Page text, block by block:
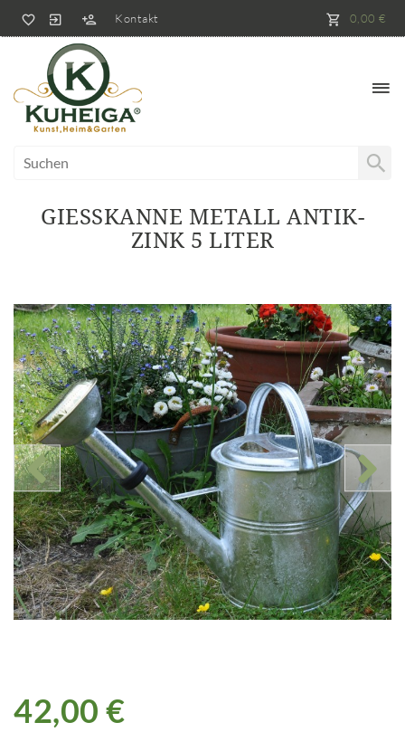
Kontakt 0,00 €
GIESSKANNE METALL ANTIK-Z
INK 5 LITER
42,00 €